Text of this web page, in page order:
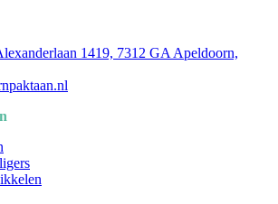
1419, 7312 GA Apeldoorn,